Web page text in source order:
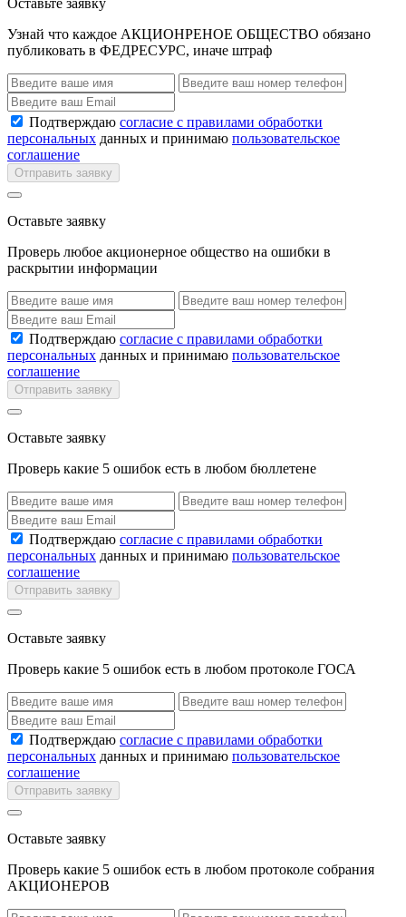
Оставьте заявку
Узнай что каждое АКЦИОНРЕНОЕ ОБЩЕСТВО обязано
публиковать в ФЕДРЕСУРС, иначе штраф
Подтверждаю согласие с правилами обработки
персональных данных и принимаю пользовательское
соглашение
Отправить заявку
Оставьте заявку
Проверь любое акционерное общество на ошибки в
раскрытии информации
Подтверждаю согласие с правилами обработки
персональных данных и принимаю пользовательское
соглашение
Отправить заявку
Оставьте заявку
Проверь какие 5 ошибок есть в любом бюллетене
Подтверждаю согласие с правилами обработки
персональных данных и принимаю пользовательское
соглашение
Отправить заявку
Оставьте заявку
Проверь какие 5 ошибок есть в любом протоколе ГОСА
Подтверждаю согласие с правилами обработки
персональных данных и принимаю пользовательское
соглашение
Отправить заявку
Оставьте заявку
Проверь какие 5 ошибок есть в любом протоколе собрания
АКЦИОНЕРОВ